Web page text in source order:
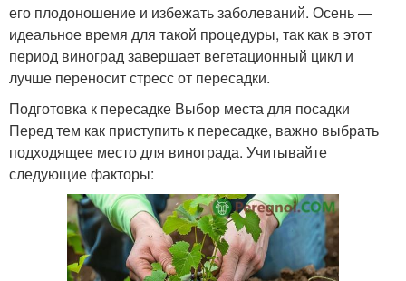
его плодоношение и избежать заболеваний. Осень —
идеальное время для такой процедуры, так как в этот
период виноград завершает вегетационный цикл и
лучше переносит стресс от пересадки.
Подготовка к пересадке Выбор места для посадки
Перед тем как приступить к пересадке, важно выбрать
подходящее место для винограда. Учитывайте
следующие факторы: